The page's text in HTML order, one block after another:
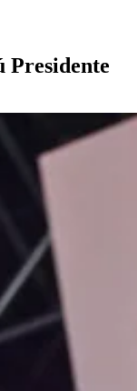
Presidente